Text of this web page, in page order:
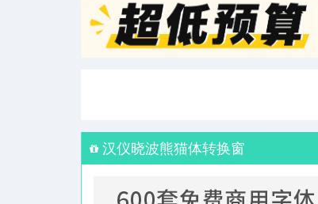
汉仪晓波熊猫体转换窗